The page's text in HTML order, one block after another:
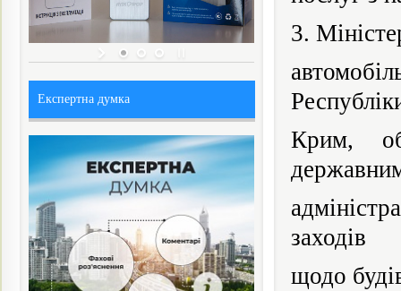
3.
Крим,
заходів
щодо
Експертна думка